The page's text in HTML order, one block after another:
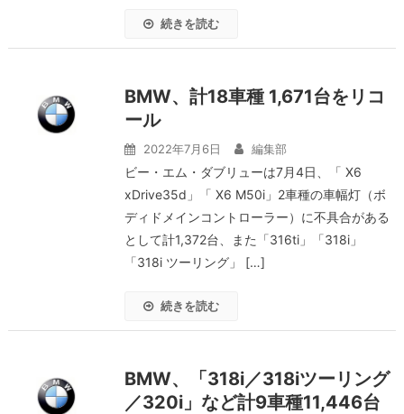
続きを読む
BMW、計18車種 1,671台をリコ
ール
2022年7月6日 編集部
ビー・エム・ダブリューは7月4日、「 X6
xDrive35d」「 X6 M50i」2車種の車幅灯（ボ
ディドメインコントローラー）に不具合がある
として計1,372台、また「316ti」「318i」
「318i ツーリング」 […]
続きを読む
BMW、「318i／318iツーリング
／320i」など計9車種11,446台